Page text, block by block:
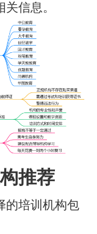
信息。
推荐
的培训机构包